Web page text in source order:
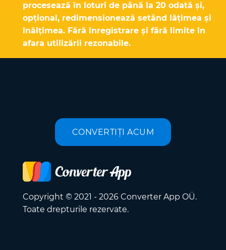
procesează în loturi de până la 20 odată și,
opțional, redimensionează setând lățimea și
înălțimea. Fără înregistrare și fără limite în
afara utilizării rezonabile.
CONVERTIȚI ACUM
Copyright © 2021 - 2026 Converter App OÜ.
Toate drepturile rezervate.